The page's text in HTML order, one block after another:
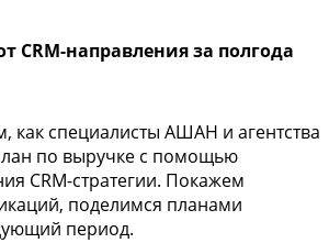
CRM-направления за полгода
как специалисты АШАН и агентства
по выручке с помощью
CRM-стратегии. Покажем
поделимся планами
период.